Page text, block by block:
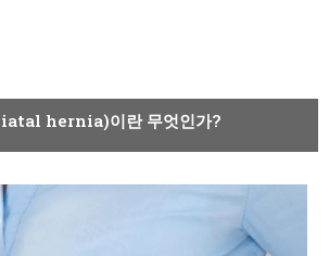
hernia)이란 무엇인가?